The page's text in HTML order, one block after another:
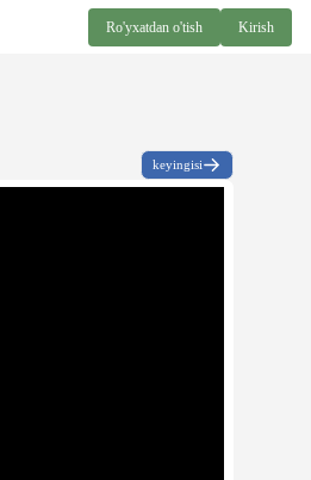
Ro'yxatdan o'tish Kirish
keyingisi